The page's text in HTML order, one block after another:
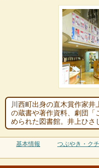
川西町出身の直木賞作家井
の蔵書や著作資料、劇団「
められた図書館。井上ひさ
基本情報 つぶやき・ク